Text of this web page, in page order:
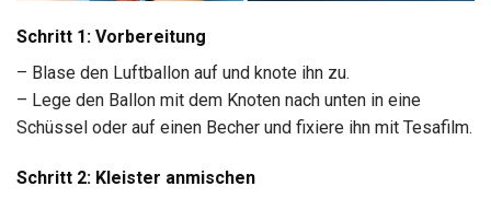
Schritt 1: Vorbereitung
– Blase den Luftballon auf und knote ihn zu.
– Lege den Ballon mit dem Knoten nach unten in eine
Schüssel oder auf einen Becher und fixiere ihn mit Tesafilm.
Schritt 2: Kleister anmischen